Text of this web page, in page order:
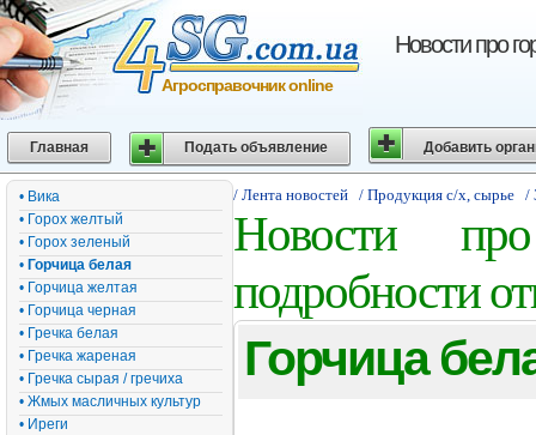
Новости про
Агросправочник online
Главная Подать объявление Добавить
• Вика
• Горох желтый
• Горох зеленый
• Горчица белая
• Горчица желтая
• Горчица черная
• Гречка белая
• Гречка жареная
• Гречка сырая / гречиха
• Жмых масличных культур
• Иреги
/ Лента новостей / Продукция с/х, сырье /
Новости
подробности
Горчица